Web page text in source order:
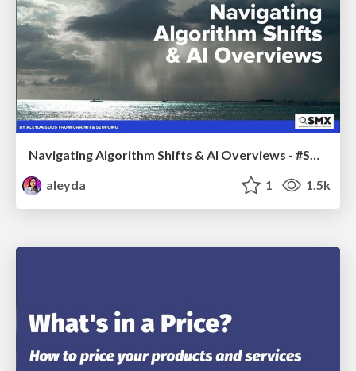
Navigating Algorithm Shifts & AI Overviews - #SMXNext
aleyda
1 1.5k